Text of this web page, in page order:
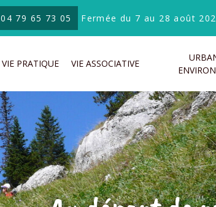
04 79 65 73 05 Fermée du 7 au 28 août
VIE PRATIQUE VIE ASSOCIATIVE